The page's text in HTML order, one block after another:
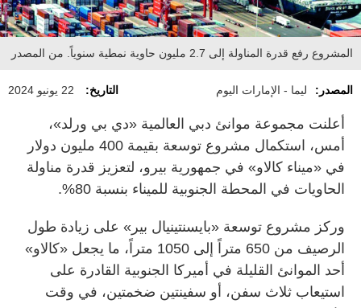
المشروع رفع قدرة المناولة إلى 2.7 مليون حاوية نمطية سنوياً. من المصدر
المصدر: ليما - الإمارات اليوم التاريخ: 22 يونيو 2024
أعلنت مجموعة موانئ دبي العالمية «دي بي ورلد»،
أمس، استكمال مشروع توسعة بقيمة 400 مليون دولار
في «ميناء كالاو» في جمهورية بيرو، لتعزيز قدرة مناولة
الحاويات في المحطة الجنوبية للميناء بنسبة 80%.
وركز مشروع توسعة «بايسنتينيال بير» على زيادة طول
الرصيف من 650 متراً إلى 1050 متراً، ما يجعل «كالاو»
أحد الموانئ القليلة في أميركا الجنوبية القادرة على
استيعاب ثلاث سفن، أو سفينتين ضخمتين، في وقت